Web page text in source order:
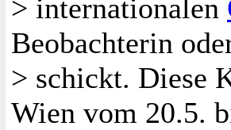
> internationalen
Beobachterin
> schickt. Diese
Wien vom 20.5.